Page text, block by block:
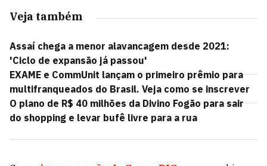
Veja também
Assaí chega a menor alavancagem desde 2021:
'Ciclo de expansão já passou'
EXAME e CommUnit lançam o primeiro prêmio para
multifranqueados do Brasil. Veja como se inscrever
O plano de R$ 40 milhões da Divino Fogão para sair
do shopping e levar bufê livre para a rua